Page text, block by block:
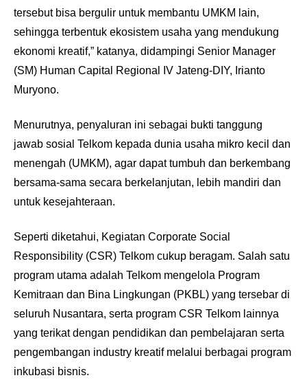
tersebut bisa bergulir untuk membantu UMKM lain,
sehingga terbentuk ekosistem usaha yang mendukung
ekonomi kreatif,” katanya, didampingi Senior Manager
(SM) Human Capital Regional IV Jateng-DIY, Irianto
Muryono.
Menurutnya, penyaluran ini sebagai bukti tanggung
jawab sosial Telkom kepada dunia usaha mikro kecil dan
menengah (UMKM), agar dapat tumbuh dan berkembang
bersama-sama secara berkelanjutan, lebih mandiri dan
untuk kesejahteraan.
Seperti diketahui, Kegiatan Corporate Social
Responsibility (CSR) Telkom cukup beragam. Salah satu
program utama adalah Telkom mengelola Program
Kemitraan dan Bina Lingkungan (PKBL) yang tersebar di
seluruh Nusantara, serta program CSR Telkom lainnya
yang terikat dengan pendidikan dan pembelajaran serta
pengembangan industry kreatif melalui berbagai program
inkubasi bisnis.